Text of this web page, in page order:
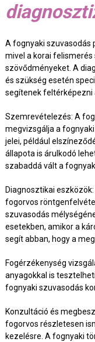
A fognyaki szuvasodás
mivel a korai felismerés
szövődményeket. A
és szükség esetén
segítenek feltérképezni
Szemrevételezés: A
megvizsgálja a
jelei, például
állapota is árulkodó
szabaddá vált a fognyak.
Diagnosztikai
fogorvos
szuvasodás
esetekben, amikor a
segít abban, hogy a
Fogérzékenység
anyagokkal is
fognyaki szuvasodás
Konzultáció és
fogorvos részletesen
kezelésre. A fognyaki